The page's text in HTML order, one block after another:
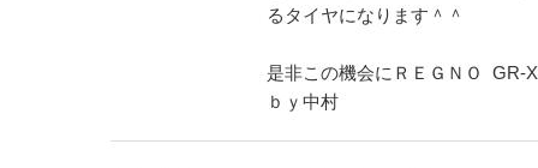
るタイヤになります＾＾
是非この機会にＲＥＧＮＯ GR-
ｂｙ中村